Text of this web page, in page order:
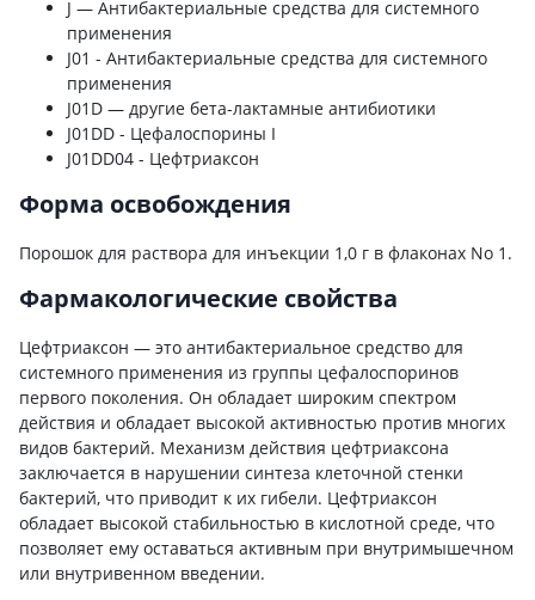
J — Антибактериальные средства для системного
применения
J01 - Антибактериальные средства для системного
применения
J01D — другие бета-лактамные антибиотики
J01DD - Цефалоспорины I
J01DD04 - Цефтриаксон
Форма освобождения
Порошок для раствора для инъекции 1,0 г в флаконах No 1.
Фармакологические свойства
Цефтриаксон — это антибактериальное средство для
системного применения из группы цефалоспоринов
первого поколения. Он обладает широким спектром
действия и обладает высокой активностью против многих
видов бактерий. Механизм действия цефтриаксона
заключается в нарушении синтеза клеточной стенки
бактерий, что приводит к их гибели. Цефтриаксон
обладает высокой стабильностью в кислотной среде, что
позволяет ему оставаться активным при внутримышечном
или внутривенном введении.